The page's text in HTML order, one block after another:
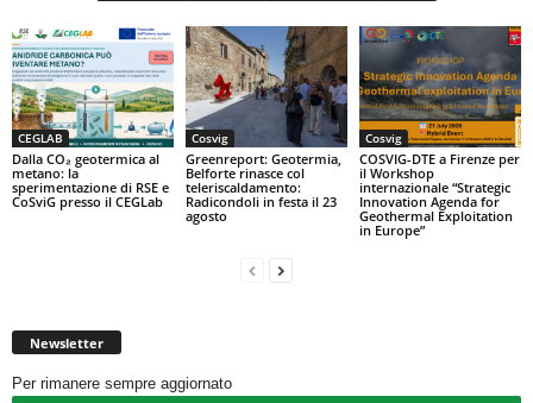
CEGLAB
Dalla CO₂ geotermica al
metano: la
sperimentazione di RSE e
CoSviG presso il CEGLab
Cosvig
Greenreport: Geotermia,
Belforte rinasce col
teleriscaldamento:
Radicondoli in festa il 23
agosto
Cosvig
COSVIG-DTE a Firenze per
il Workshop
internazionale “Strategic
Innovation Agenda for
Geothermal Exploitation
in Europe”
Newsletter
Per rimanere sempre aggiornato